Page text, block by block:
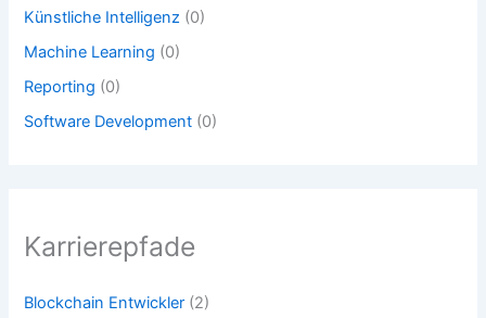
Künstliche Intelligenz (0)
Machine Learning (0)
Reporting (0)
Software Development (0)
Karrierepfade
Blockchain Entwickler (2)